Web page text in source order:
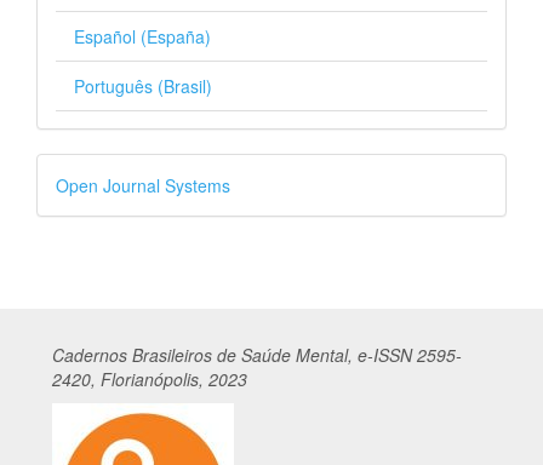
Español (España)
Português (Brasil)
Desenvolvido
por
Open Journal Systems
Cadernos Brasileiros de Saúde Mental, e-ISSN 2595-
2420, Florianópolis, 2023